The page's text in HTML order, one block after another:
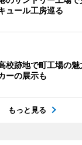
ュール工房巡る
校跡地で町工場の
ーの展示も
もっと見る